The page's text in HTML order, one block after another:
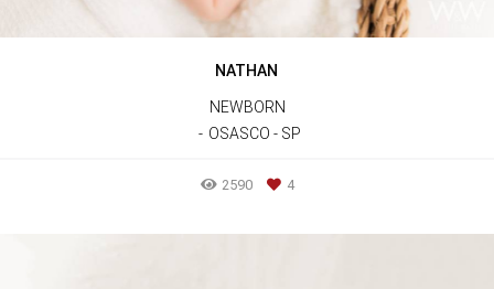
NATHAN
NEWBORN
OSASCO - SP
2590 4